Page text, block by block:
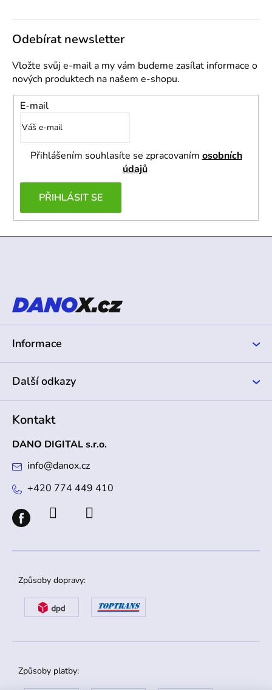
Odebírat newsletter
Vložte svůj e-mail a my vám budeme zasílat informace o
nových produktech na našem e-shopu.
E-mail
Přihlášením souhlasíte se zpracovaním osobních
údajů
PŘIHLÁSIT SE
t
Informace
Další odkazy
Kontakt
DANO DIGITAL s.r.o.
info@danox.cz
+420 774 449 410
Způsoby dopravy:
Způsoby platby: